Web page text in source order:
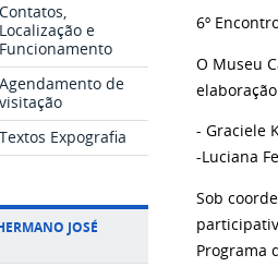
Contatos,
Localização e
Funcionamento
Agendamento de
visitação
Textos Expografia
JOSÉ
6º
O Museu
- Graciele
-Luciana
Sob
Programa